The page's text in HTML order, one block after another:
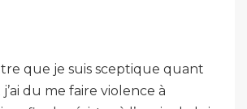
que je suis sceptique quant
du me faire violence à